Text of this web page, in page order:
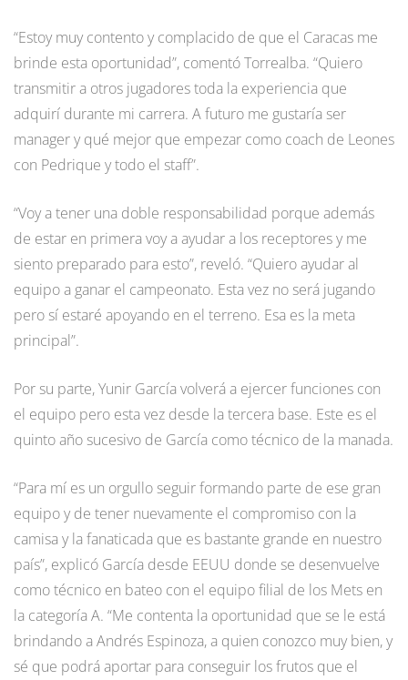
“Estoy muy contento y complacido de que el Caracas me
brinde esta oportunidad”, comentó Torrealba. “Quiero
transmitir a otros jugadores toda la experiencia que
adquirí durante mi carrera. A futuro me gustaría ser
manager y qué mejor que empezar como coach de Leones
con Pedrique y todo el staff”.
“Voy a tener una doble responsabilidad porque además
de estar en primera voy a ayudar a los receptores y me
siento preparado para esto”, reveló. “Quiero ayudar al
equipo a ganar el campeonato. Esta vez no será jugando
pero sí estaré apoyando en el terreno. Esa es la meta
principal”.
Por su parte, Yunir García volverá a ejercer funciones con
el equipo pero esta vez desde la tercera base. Este es el
quinto año sucesivo de García como técnico de la manada.
“Para mí es un orgullo seguir formando parte de ese gran
equipo y de tener nuevamente el compromiso con la
camisa y la fanaticada que es bastante grande en nuestro
país”, explicó García desde EEUU donde se desenvuelve
como técnico en bateo con el equipo filial de los Mets en
la categoría A. “Me contenta la oportunidad que se le está
brindando a Andrés Espinoza, a quien conozco muy bien, y
sé que podrá aportar para conseguir los frutos que el